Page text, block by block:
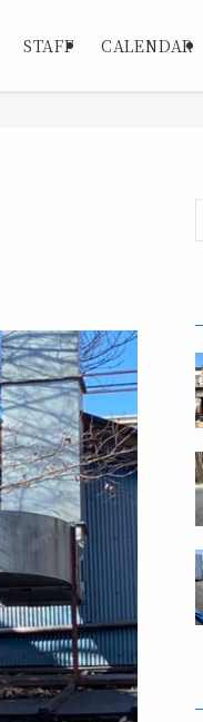
STAFF CALENDAR